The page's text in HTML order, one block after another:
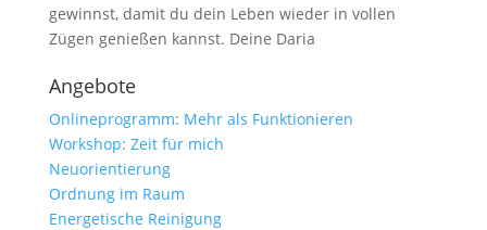
gewinnst, damit du dein Leben wieder in vollen
Zügen genießen kannst. Deine Daria
Angebote
Onlineprogramm: Mehr als Funktionieren
Workshop: Zeit für mich
Neuorientierung
Ordnung im Raum
Energetische Reinigung